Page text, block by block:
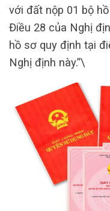
với đất nộp 01 bộ
Điều 28 của Nghị
hồ sơ quy định tại
Nghị định này.”\